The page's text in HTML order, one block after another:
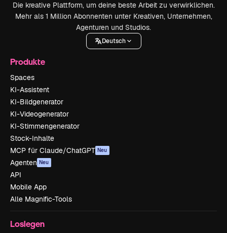
Die kreative Plattform, um deine beste Arbeit zu verwirklichen.
Mehr als 1 Million Abonnenten unter Kreativen, Unternehmen,
Agenturen und Studios.
Deutsch
Produkte
Spaces
KI-Assistent
KI-Bildgenerator
KI-Videogenerator
KI-Stimmengenerator
Stock-Inhalte
MCP für Claude/ChatGPT Neu
Agenten Neu
API
Mobile App
Alle Magnific-Tools
Loslegen